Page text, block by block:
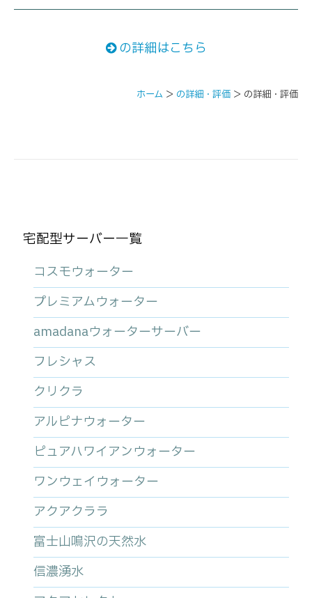
の詳細はこちら
ホーム ＞ の詳細・評価 ＞ の詳細・評価
宅配型サーバー一覧
コスモウォーター
プレミアムウォーター
amadanaウォーターサーバー
フレシャス
クリクラ
アルピナウォーター
ピュアハワイアンウォーター
ワンウェイウォーター
アクアクララ
富士山鳴沢の天然水
信濃湧水